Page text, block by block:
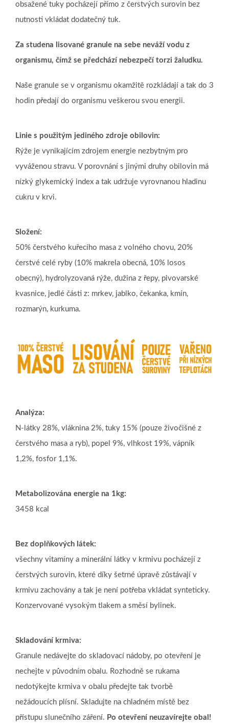
obsažené tuky pocházejí přímo z čerstvých surovin bez
nutnosti vkládat dodatečný tuk.
Za studena lisované granule na sebe neváží vodu z
organismu, čímž se předchází nebezpečí torzi žaludku.
Naše granule se v organismu okamžitě rozkládají a tak do 3
hodin předají do organismu veškerou svou energii.
Linie s použitým jediného zdroje obilovin:
Rýže je vynikajícím zdrojem energie nezbytným pro
vyváženou stravu. V porovnání s jinými druhy obilovin má
nízký glykemický index a tak udržuje vyrovnanou hladinu
cukru v krvi.
Složení:
50% čerstvého kuřecího masa z volného chovu, 20%
čerstvé celé ryby (10% makrela obecná, 10% losos
obecný), hydrolyzovaná rýže, dužina z řepy, pivovarské
kvasnice, jedlé části z: mrkev, jablko, čekanka, kmín,
rozmarýn, kurkuma.
Analýza:
N-látky 28%, vláknina 2%, tuky 15% (pouze živočišné z
čerstvého masa a ryb), popel 9%, vlhkost 19%, vápník
1,2%, fosfor 1,1%.
Metabolizována energie na 1kg:
3458 kcal
Bez doplňkových látek:
všechny vitamíny a minerální látky v krmivu pocházejí z
čerstvých surovin, které díky šetrné úpravě zůstávají v
krmivu zachovány a tak je není potřeba vkládat synteticky.
Konzervované vysokým tlakem a směsí bylinek.
Skladování krmiva:
Granule nedávejte do skladovací nádoby, po otevření je
nechejte v původním obalu. Rozhodně se rukama
nedotýkejte krmiva v obalu předejte tak tvorbě
nežádoucích plísní. Skladujte na chladném místě bez
přístupu slunečního záření. Po otevření neuzavírejte obal!